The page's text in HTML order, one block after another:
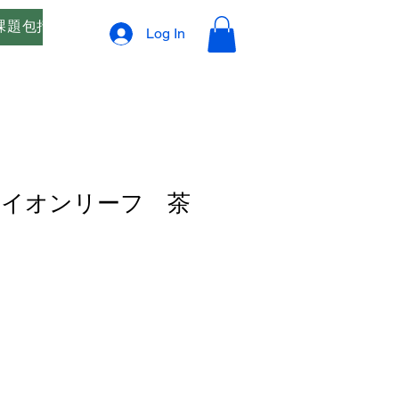
包括支援 オリジナルブレンド精油 ご相談窓口
Log In
イオンリーフ 茶